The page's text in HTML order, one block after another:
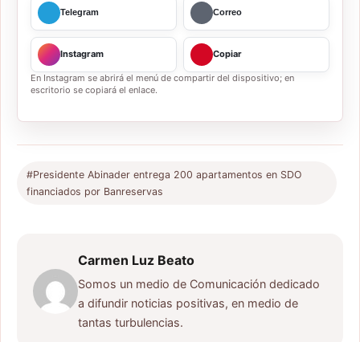
Telegram Correo
Instagram Copiar
En Instagram se abrirá el menú de compartir del dispositivo; en
escritorio se copiará el enlace.
#Presidente Abinader entrega 200 apartamentos en SDO
financiados por Banreservas
Carmen Luz Beato
Somos un medio de Comunicación dedicado
a difundir noticias positivas, en medio de
tantas turbulencias.